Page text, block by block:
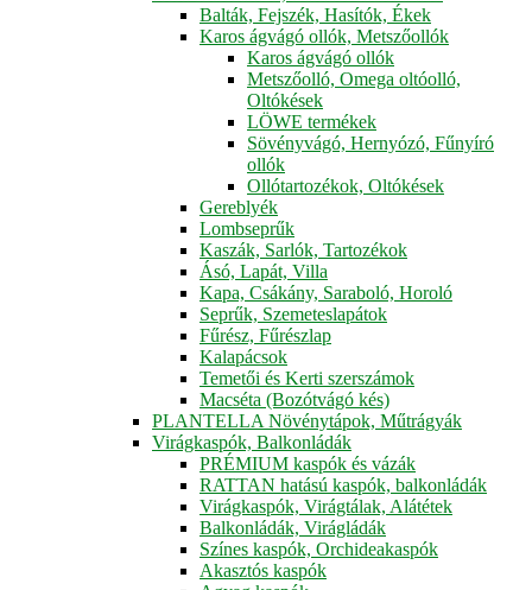
Balták, Fejszék, Hasítók, Ékek
Karos ágvágó ollók, Metszőollók
Karos ágvágó ollók
Metszőolló, Omega oltóolló,
Oltókések
LÖWE termékek
Sövényvágó, Hernyózó, Fűnyíró
ollók
Ollótartozékok, Oltókések
Gereblyék
Lombseprűk
Kaszák, Sarlók, Tartozékok
Ásó, Lapát, Villa
Kapa, Csákány, Saraboló, Horoló
Seprűk, Szemeteslapátok
Fűrész, Fűrészlap
Kalapácsok
Temetői és Kerti szerszámok
Macséta (Bozótvágó kés)
PLANTELLA Növénytápok, Műtrágyák
Virágkaspók, Balkonládák
PRÉMIUM kaspók és vázák
RATTAN hatású kaspók, balkonládák
Virágkaspók, Virágtálak, Alátétek
Balkonládák, Virágládák
Színes kaspók, Orchideakaspók
Akasztós kaspók